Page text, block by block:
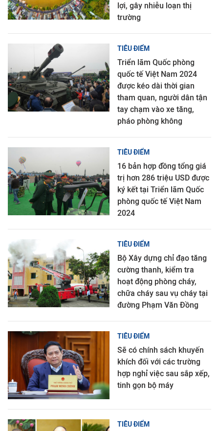
lợi, gây nhiễu loạn thị
trường
TIÊU ĐIỂM
Triển lãm Quốc phòng
quốc tế Việt Nam 2024
được kéo dài thời gian
tham quan, người dân tận
tay chạm vào xe tăng,
pháo phòng không
TIÊU ĐIỂM
16 bản hợp đồng tổng giá
trị hơn 286 triệu USD được
ký kết tại Triển lãm Quốc
phòng quốc tế Việt Nam
2024
TIÊU ĐIỂM
Bộ Xây dựng chỉ đạo tăng
cường thanh, kiểm tra
hoạt động phòng cháy,
chữa cháy sau vụ cháy tại
đường Phạm Văn Đồng
TIÊU ĐIỂM
Sẽ có chính sách khuyến
khích đối với các trường
hợp nghỉ việc sau sắp xếp,
tinh gọn bộ máy
TIÊU ĐIỂM